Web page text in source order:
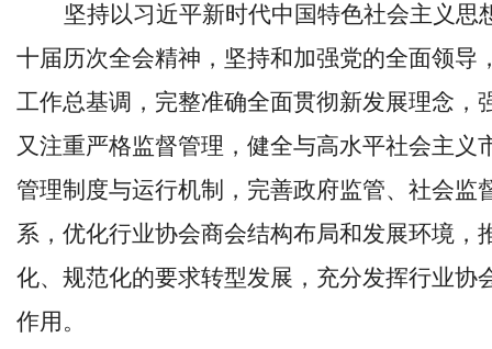
坚持以习近平新时代中国特色社会主义
十届历次全会精神，坚持和加强党的全面领导
工作总基调，完整准确全面贯彻新发展理念，
又注重严格监督管理，健全与高水平社会主
管理制度与运行机制，完善政府监管、社会监
系，优化行业协会商会结构布局和发展环境，
化、规范化的要求转型发展，充分发挥行业协
作用。